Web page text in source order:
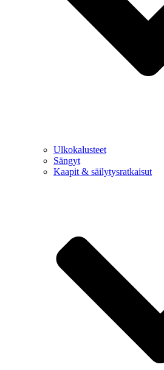
Ulkokalusteet
Sängyt
Kaapit & säilytysratkaisut